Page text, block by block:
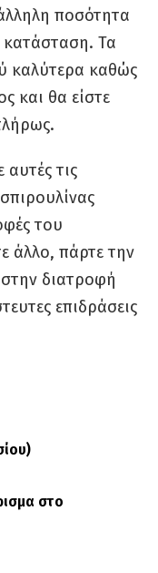
ποσότητα
Τα
καλύτερα καθώς
και θα είστε
αυτές τις
του
άλλο, πάρτε την
διατροφή
επιδράσεις
στο